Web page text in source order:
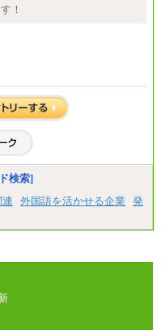
トよりご確認ください。
円＋地域間調整給
トよりご確認ください。
ョンデザイン
円（一律支給）※みなし
時間。
等を支給。
円
～227,000円＋地域間調整
トよりご確認ください。
！
検索]
連 外国語を活かせる企業
発